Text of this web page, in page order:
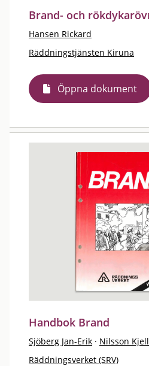
Brand- och
Hansen Rickard
Räddningstjänsten Kiruna
Öppna dokument
Handbok Brand
Sjöberg Jan-Erik · Nilsson Kjell
Räddningsverket (SRV)